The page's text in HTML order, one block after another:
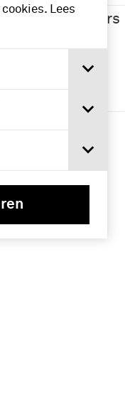
Lees
Korps Pontonniers
1940) (3)
(5)